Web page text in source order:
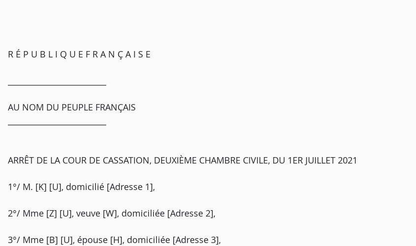
R É P U B L I Q U E F R A N Ç A I S E
AU NOM DU PEUPLE FRANÇAIS
ARRÊT DE LA COUR DE CASSATION, DEUXIÈME CHAMBRE CIVILE, DU 1ER JUILLET 2021
1°/ M. [K] [U], domicilié [Adresse 1],
2°/ Mme [Z] [U], veuve [W], domiciliée [Adresse 2],
3°/ Mme [B] [U], épouse [H], domiciliée [Adresse 3],